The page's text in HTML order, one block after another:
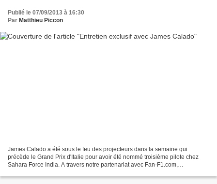
Publié le 07/09/2013 à 16:30
Par Matthieu Piccon
James Calado a été sous le feu des projecteurs dans la semaine qui
précède le Grand Prix d'Italie pour avoir été nommé troisième pilote chez
Sahara Force India. A travers notre partenariat avec Fan-F1.com,